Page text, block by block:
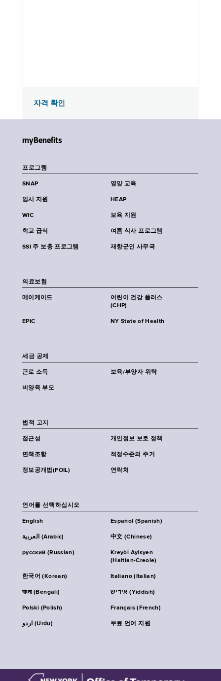
자격 확인
myBenefits
프로그램
SNAP 영양 교육
임시 지원 HEAP
WIC 보육 지원
학교 급식 여름 식사 프로그램
SSI 주 보충 프로그램 재향군인 사무국
의료보험
메이케이드
어린이 건강 플러스
(CHP)
EPIC NY State of Health
세금 공제
근로 소득 보육/부양자 위탁
비양육 부모
법적 고지
접근성 개인정보 보호 정책
면책조항 적정수준의 주거
정보공개법(FOIL) 연락처
언어를 선택하십시오
English Español (Spanish)
العربية (Arabic) 中文 (Chinese)
русский (Russian)
Kreyòl Ayisyen
(Haitian-Creole)
한국어 (Korean) Italiano (Italian)
বাংলা (Bengali) אידיש (Yiddish)
Polski (Polish) Français (French)
اردو (Urdu) 무료 언어 지원